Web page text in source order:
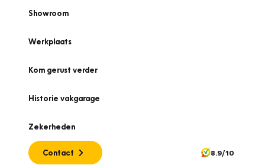
Showroom
Werkplaats
Kom gerust verder
Historie vakgarage
Zekerheden
Contact 8.9/10